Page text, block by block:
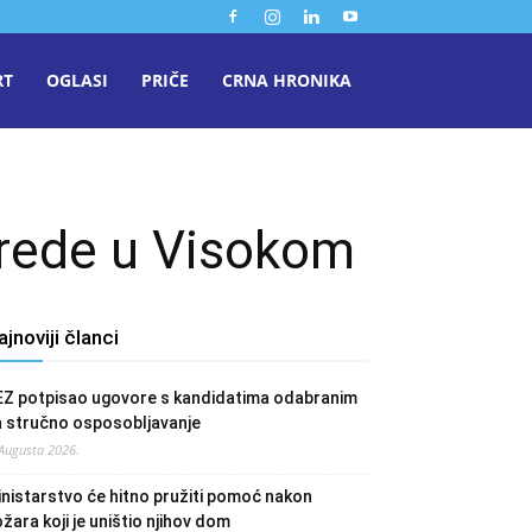
OGLASI PRIČE CRNA HRONIKA
u Visokom
članci
potpisao ugovore s kandidatima odabranim
stručno osposobljavanje
2026.
će hitno pružiti pomoć nakon
koji je uništio njihov dom